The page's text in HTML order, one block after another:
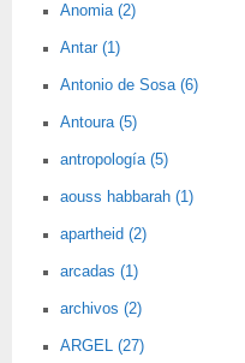
Anomia (2)
Antar (1)
Antonio de Sosa (6)
Antoura (5)
antropología (5)
aouss habbarah (1)
apartheid (2)
arcadas (1)
archivos (2)
ARGEL (27)